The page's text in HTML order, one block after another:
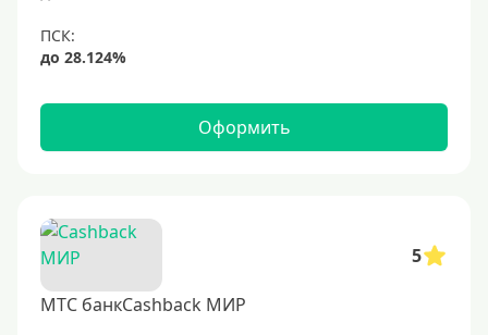
Виртуальные
С бонусами
С кэшбэком на АЗС
С милями
Цель
Оформить
5
МТС банкCashback МИР